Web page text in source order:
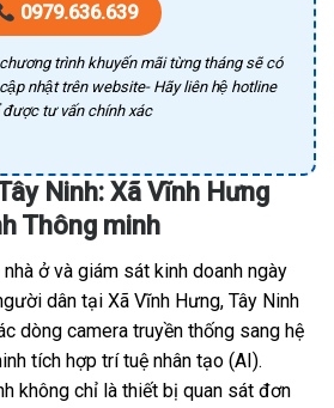
0979.636.639
trình khuyến mãi từng tháng sẽ có
nhật trên website- Hãy liên hệ hotline
được tư vấn chính xác
Ninh: Xã Vĩnh Hưng
Thông minh
ở và giám sát kinh doanh ngày
dân tại Xã Vĩnh Hưng, Tây Ninh
dòng camera truyền thống sang hệ
tích hợp trí tuệ nhân tạo (AI).
không chỉ là thiết bị quan sát đơn